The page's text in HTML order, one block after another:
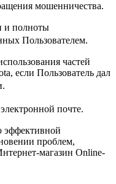
мошенничества.
и полноты
Пользователем.
частей
если Пользователь дал
почте.
эффективной
проблем,
магазин Online-